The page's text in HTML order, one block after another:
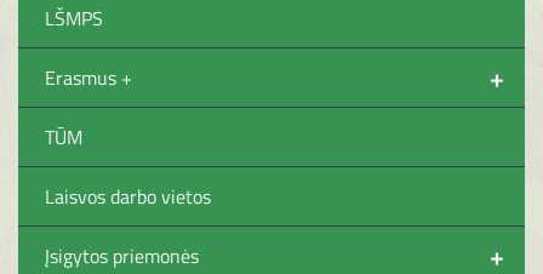
LŠMPS
+
Erasmus +
TŪM
Laisvos darbo vietos
+
Įsigytos priemonės